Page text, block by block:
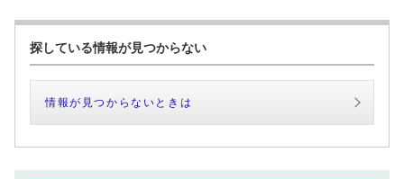
探している情報が見つからない
情報が見つからないときは